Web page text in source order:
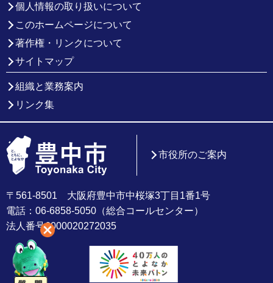
個人情報の取り扱いについて
このホームページについて
著作権・リンクについて
サイトマップ
組織と業務案内
リンク集
〒561-8501 大阪府豊中市中桜塚3丁目1番1号
電話：06-6858-5050（総合コールセンター）
法人番号6000020272035
市役所のご案内